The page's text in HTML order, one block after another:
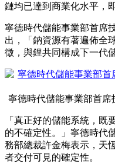
鏈均已達到商業化水平，
寧德時代儲能事業部首席
出，「鈉資源有著遍佈全
徵，與鋰共同構成下一代
寧德時代儲能事業部首
「真正好的儲能系統，既
的不確定性。」寧德時代
務部總裁許金梅表示，天
者交付可見的確定性。